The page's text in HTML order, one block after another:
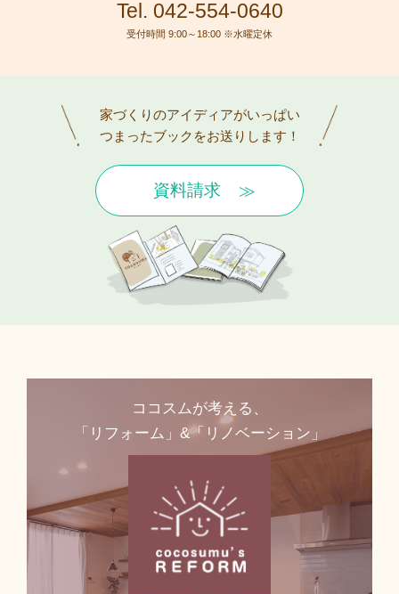
Tel. 042-554-0640
受付時間 9:00～18:00 ※水曜定休
家づくりのアイディアがいっぱい
つまったブックをお送りします！
資料請求
ココスムが考える、
「リフォーム」&「リノベーション」